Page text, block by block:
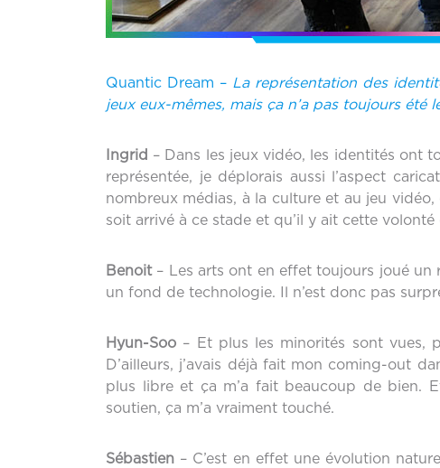
Quantic Dream – La représentation des
jeux eux-mêmes, mais ça n’a pas toujours
Ingrid – Dans les jeux vidéo, les identités ont
représentée, je déplorais aussi l’aspect
nombreux médias, à la culture et au jeu
soit arrivé à ce stade et qu’il y ait cette volonté
Benoit – Les arts ont en effet toujours joué
un fond de technologie. Il n’est donc pas
Hyun-Soo – Et plus les minorités sont vues,
D’ailleurs, j’avais déjà fait mon coming-out
plus libre et ça m’a fait beaucoup de bien.
soutien, ça m’a vraiment touché.
Sébastien – C’est en effet une évolution